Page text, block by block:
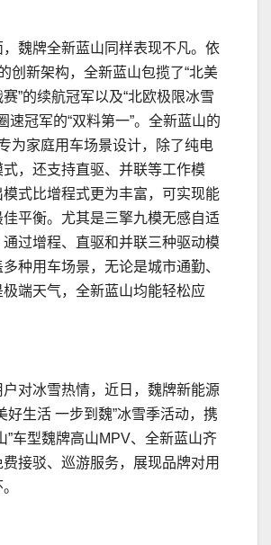
魏牌全新蓝山同样表现不凡。依
创新架构，全新蓝山包揽了“北美
”的续航冠军以及“北欧极限冰雪
速冠军的“双料第一”。全新蓝山的
为家庭用车场景设计，除了纯电
，还支持直驱、并联等工作模
式比增程式更为丰富，可实现能
平衡。尤其是三擎九模无感自适
过增程、直驱和并联三种驱动模
种用车场景，无论是城市通勤、
极端天气，全新蓝山均能轻松应
对冰雪热情，近日，魏牌新能源
好生活 一步到魏”冰雪季活动，携
”车型魏牌高山MPV、全新蓝山齐
接驳、巡游服务，展现品牌对用